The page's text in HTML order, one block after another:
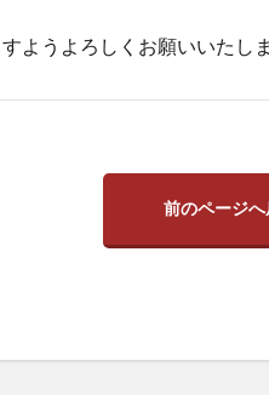
ようよろしくお願いいたしま
前のページへ